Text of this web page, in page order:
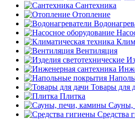
Сантехника
Отопление
Вентиляция
Товары для
Плитка
Сауны,
Средства